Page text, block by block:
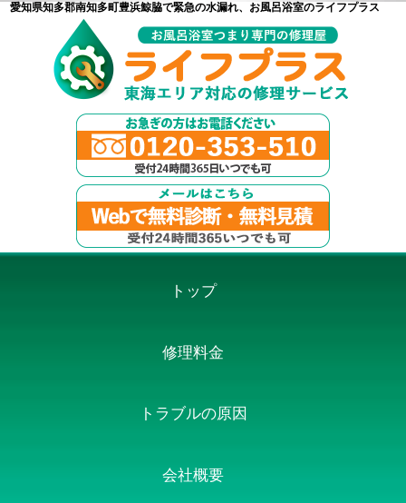
愛知県知多郡南知多町豊浜鯨脇で緊急の水漏れ、お風呂浴室のライフプラス
トップ
修理料金
トラブルの原因
会社概要